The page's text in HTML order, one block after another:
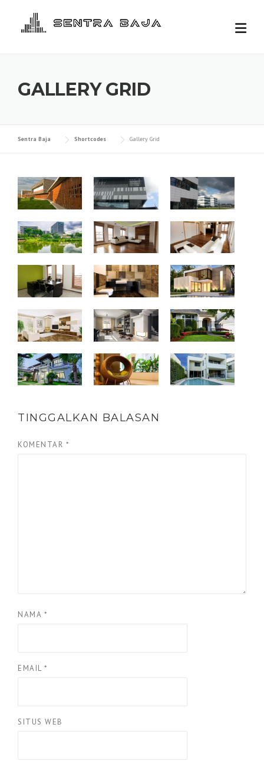
GALLERY GRID
Sentra Baja Shortcodes Gallery Grid
TINGGALKAN BALASAN
KOMENTAR *
NAMA *
EMAIL *
SITUS WEB